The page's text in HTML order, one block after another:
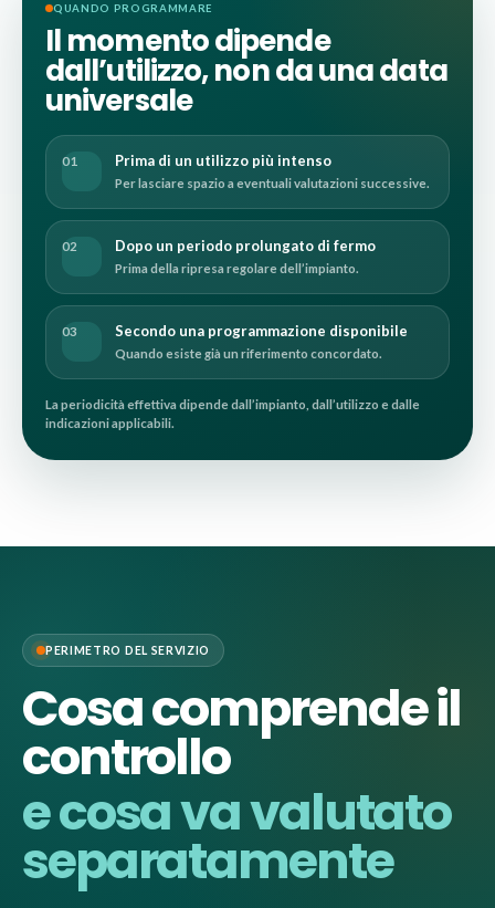
QUANDO PROGRAMMARE
Il momento dipende
dall’utilizzo, non da una data
universale
01 Prima di un utilizzo più intenso
Per lasciare spazio a eventuali valutazioni successive.
02 Dopo un periodo prolungato di fermo
Prima della ripresa regolare dell’impianto.
03 Secondo una programmazione disponibile
Quando esiste già un riferimento concordato.
La periodicità effettiva dipende dall’impianto, dall’utilizzo e dalle
indicazioni applicabili.
PERIMETRO DEL SERVIZIO
Cosa comprende il
controllo
e cosa va valutato
separatamente